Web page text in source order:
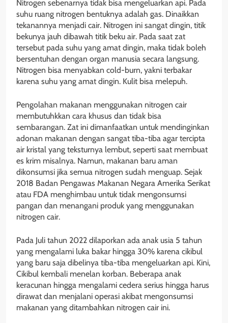
Nitrogen sebenarnya tidak bisa mengeluarkan api. Pada
suhu ruang nitrogen bentuknya adalah gas. Dinaikkan
tekanannya menjadi cair. Nitrogen ini sangat dingin, titik
bekunya jauh dibawah titik beku air. Pada saat zat
tersebut pada suhu yang amat dingin, maka tidak boleh
bersentuhan dengan organ manusia secara langsung.
Nitrogen bisa menyabkan cold-burn, yakni terbakar
karena suhu yang amat dingin. Kulit bisa melepuh.
Pengolahan makanan menggunakan nitrogen cair
membutuhkkan cara khusus dan tidak bisa
sembarangan. Zat ini dimanfaatkan untuk mendinginkan
adonan makanan dengan sangat tiba-tiba agar tercipta
air kristal yang teksturnya lembut, seperti saat membuat
es krim misalnya. Namun, makanan baru aman
dikonsumsi jika semua nitrogen sudah menguap. Sejak
2018 Badan Pengawas Makanan Negara Amerika Serikat
atau FDA menghimbau untuk tidak mengonsumsi
pangan dan menangani produk yang menggunakan
nitrogen cair.
Pada Juli tahun 2022 dilaporkan ada anak usia 5 tahun
yang mengalami luka bakar hingga 30% karena cikibul
yang baru saja dibelinya tiba-tiba mengeluarkan api. Kini,
Cikibul kembali menelan korban. Beberapa anak
keracunan hingga mengalami cedera serius hingga harus
dirawat dan menjalani operasi akibat mengonsumsi
makanan yang ditambahkan nitrogen cair ini.